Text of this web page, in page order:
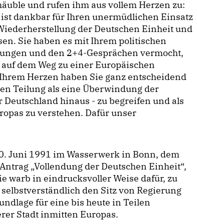
und rufen ihm aus vollem Herzen zu:
dankbar für Ihren unermüdlichen Einsatz
der Deutschen Einheit und
Sie haben es mit Ihrem politischen
und den 2+4-Gesprächen vermocht,
dem Weg zu einer Europäischen
Herzen haben Sie ganz entscheidend
Teilung als eine Überwindung der
hinaus - zu begreifen und als
zu verstehen. Dafür unser
Juni 1991 im Wasserwerk in Bonn, dem
„Vollendung der Deutschen Einheit“,
warb in eindrucksvoller Weise dafür, zu
den Sitz von Regierung
für eine bis heute in Teilen
Stadt inmitten Europas.